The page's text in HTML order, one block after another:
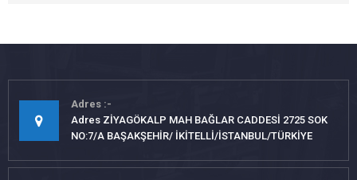
Adres
Adres ZİYAGÖKALP MAH BAĞLAR CADDESİ 2725 SOK
NO:7/A BAŞAKŞEHİR/ İKİTELLİ/İSTANBUL/TÜRKİYE